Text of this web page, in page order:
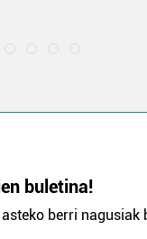
buletina!
berri nagusiak